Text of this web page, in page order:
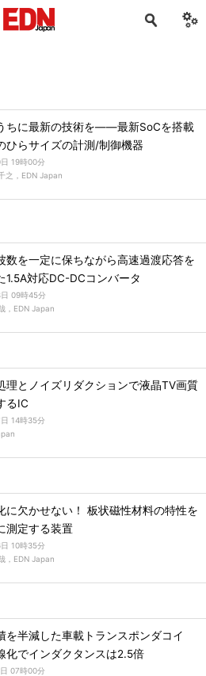
Japan
ちに最新の技術を――最新SoCを搭載
ひらサイズの計測/制御機器
19時00分
之，EDN Japan
数を一定に保ちながら高速過渡応答を
1.5A対応DC-DCコンバータ
09時45分
，EDN Japan
理とノイズリダクションで液晶TV画質
るIC
14時35分
に欠かせない！ 板状磁性材料の特性を
測定する装置
10時35分
，EDN Japan
を半減した車載トランスポンダコイ
化でインダクタンスは2.5倍
07時00分